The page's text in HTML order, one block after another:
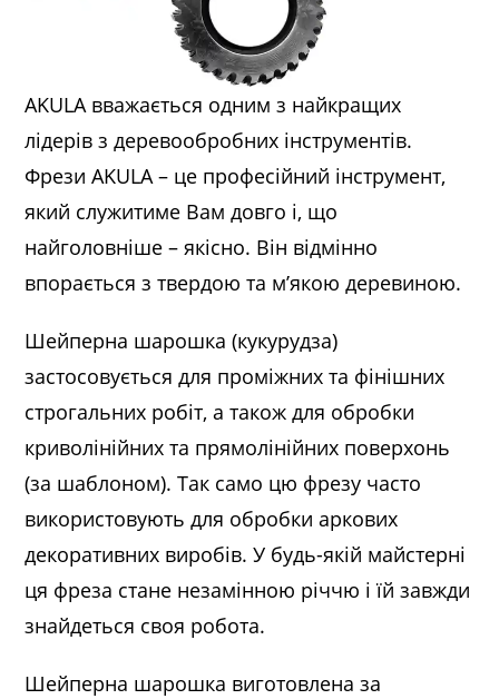
AKULA вважається одним з найкращих
лідерів з деревообробних інструментів.
Фрези AKULA – це професійний інструмент,
який служитиме Вам довго і, що
найголовніше – якісно. Він відмінно
впорається з твердою та м’якою деревиною.
Шейперна шарошка (кукурудза)
застосовується для проміжних та фінішних
строгальних робіт, а також для обробки
криволінійних та прямолінійних поверхонь
(за шаблоном). Так само цю фрезу часто
використовують для обробки аркових
декоративних виробів. У будь-якій майстерні
ця фреза стане незамінною річчю і їй завжди
знайдеться своя робота.
Шейперна шарошка виготовлена за